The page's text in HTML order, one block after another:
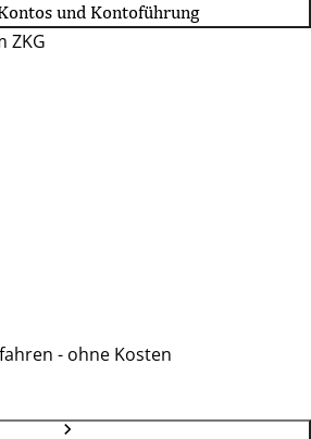
und Kontoführung
ZKG
- ohne Kosten